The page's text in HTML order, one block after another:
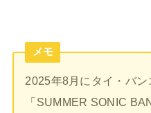
メモ
2025年8月にタイ・バ
「SUMMER SONIC